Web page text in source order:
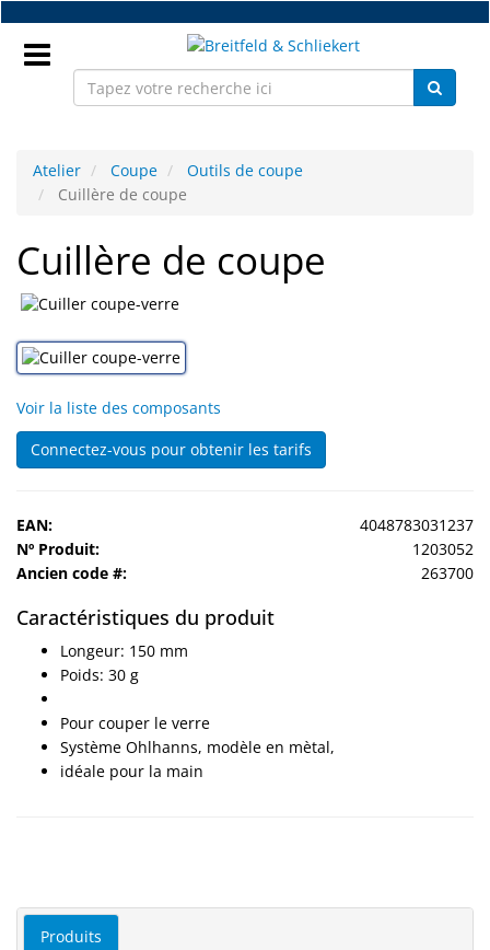
Accéder
au
contenu
Nouveaux
Pièces
détachées
Atelier
Sport
&
Solaire
Milo
&
Me
JustMILO
Atelier Coupe
Outils de coupe
Cuillère de coupe
Cuillère de coupe
Voir la liste des composants
Connectez-vous pour obtenir les tarifs
EAN:
4048783031237
Nº Produit:
1203052
Ancien code #:
263700
Caractéristiques du produit
Longeur: 150 mm
Poids: 30 g
Pour couper le verre
Système Ohlhanns, modèle en mètal,
idéale pour la main
Produits